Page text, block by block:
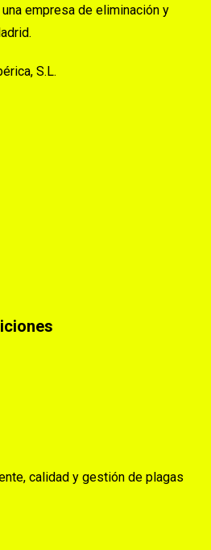
empresa de eliminación y
S.L.
calidad y gestión de plagas